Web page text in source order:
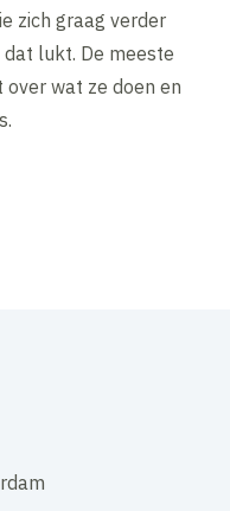
zich graag verder
lukt. De meeste
wat ze doen en